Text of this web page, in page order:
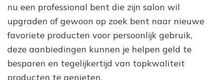
nu een professional bent die zijn salon wil
upgraden of gewoon op zoek bent naar nieuwe
favoriete producten voor persoonlijk gebruik,
deze aanbiedingen kunnen je helpen geld te
besparen en tegelijkertijd van topkwaliteit
producten te genieten.